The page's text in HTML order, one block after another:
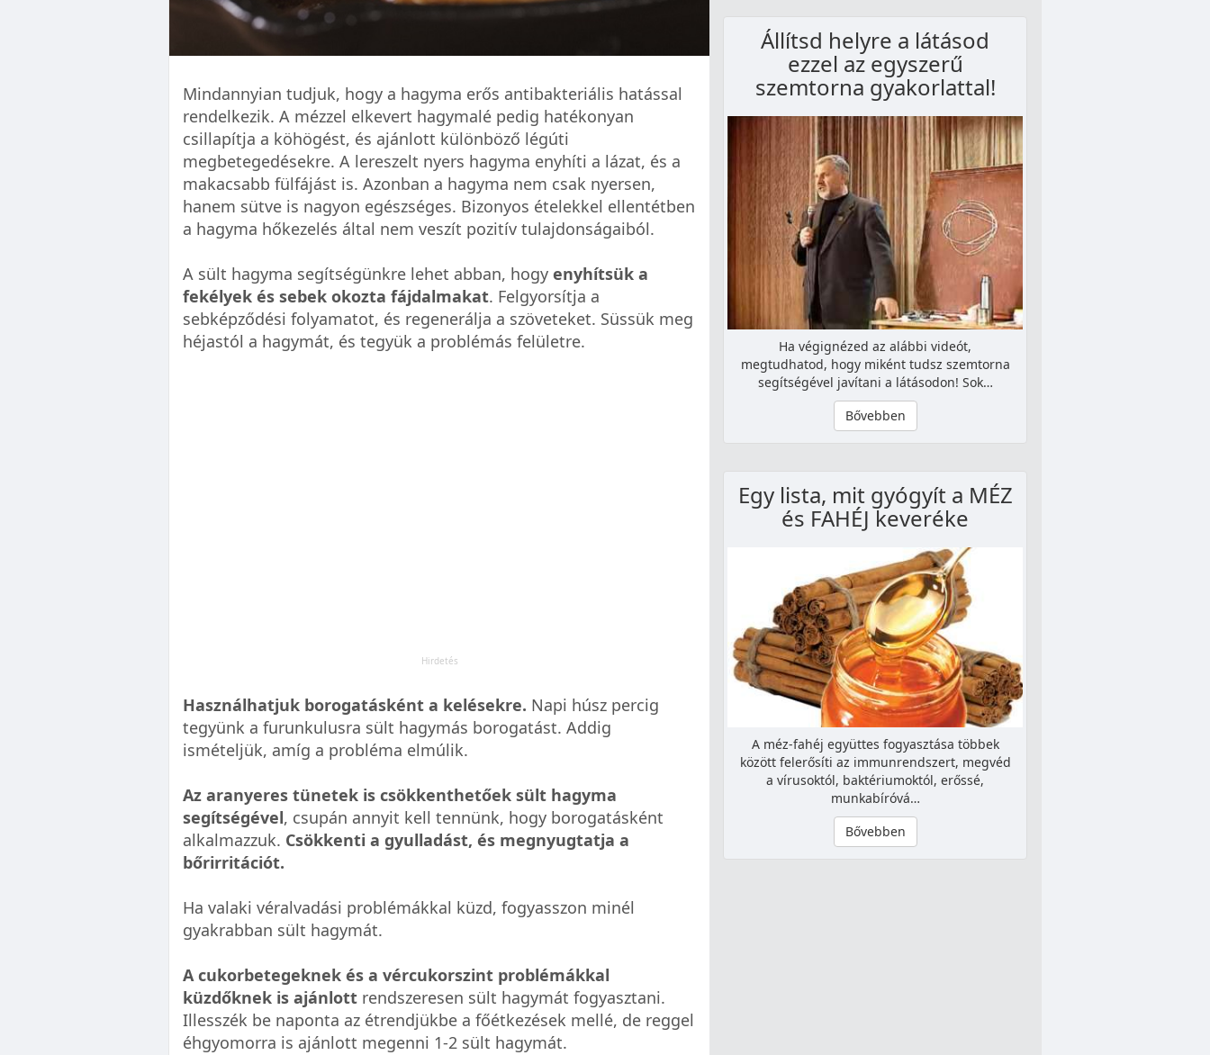
Mindannyian tudjuk, hogy a hagyma erős antibakteriális hatással
rendelkezik. A mézzel elkevert hagymalé pedig hatékonyan
csillapítja a köhögést, és ajánlott különböző légúti
megbetegedésekre. A lereszelt nyers hagyma enyhíti a lázat, és a
makacsabb fülfájást is. Azonban a hagyma nem csak nyersen,
hanem sütve is nagyon egészséges. Bizonyos ételekkel ellentétben
a hagyma hőkezelés által nem veszít pozitív tulajdonságaiból.
A sült hagyma segítségünkre lehet abban, hogy enyhítsük a
fekélyek és sebek okozta fájdalmakat. Felgyorsítja a
sebképződési folyamatot, és regenerálja a szöveteket. Süssük meg
héjastól a hagymát, és tegyük a problémás felületre.
Használhatjuk borogatásként a kelésekre. Napi húsz percig
tegyünk a furunkulusra sült hagymás borogatást. Addig
ismételjük, amíg a probléma elmúlik.
Az aranyeres tünetek is csökkenthetőek sült hagyma
segítségével, csupán annyit kell tennünk, hogy borogatásként
alkalmazzuk. Csökkenti a gyulladást, és megnyugtatja a
bőrirritációt.
Ha valaki véralvadási problémákkal küzd, fogyasszon minél
gyakrabban sült hagymát.
A cukorbetegeknek és a vércukorszint problémákkal
küzdőknek is ajánlott rendszeresen sült hagymát fogyasztani.
Illesszék be naponta az étrendjükbe a főétkezések mellé, de reggel
éhgyomorra is ajánlott megenni 1-2 sült hagymát.
Állítsd helyre a látásod
ezzel az egyszerű
szemtorna gyakorlattal!
Ha végignézed az alábbi videót,
megtudhatod, hogy miként tudsz szemtorna
segítségével javítani a látásodon! Sok…
Bővebben
Egy lista, mit gyógyít a MÉZ
és FAHÉJ keveréke
A méz-fahéj együttes fogyasztása többek
között felerősíti az immunrendszert, megvéd
a vírusoktól, baktériumoktól, erőssé,
munkabíróvá…
Bővebben